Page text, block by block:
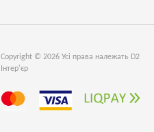
Copyright © 2026 Усі права належать D2
Інтер'єр